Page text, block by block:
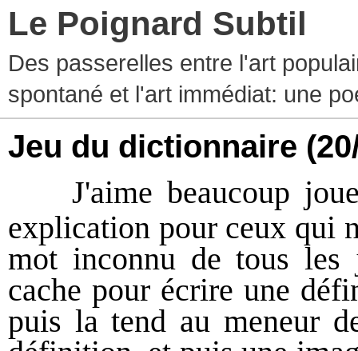
Le Poignard Subtil
Des passerelles entre l'art
spontané et l'art immédiat: une
Jeu du dictionnaire
J'aime beaucoup
explication pour ceux qui
mot inconnu de tous les
cache pour écrire une
puis la tend au meneur